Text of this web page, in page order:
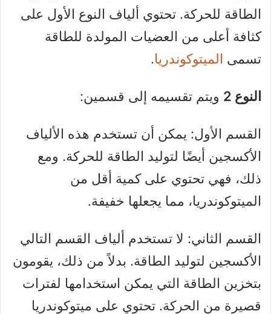
الطاقة للحركة. تحتوي ألياف النوع الأول على
كثافة أعلى من العضيات المولدة للطاقة
تسمى الميتوكوندريا.
النوع 2 ويتم تقسيمه إلى قسمين:
القسم الأول: يمكن أن تستخدم هذه الألياف
الأكسجين أيضًا لتوليد الطاقة للحركة. ومع
ذلك، فهي تحتوي على كمية أقل من
الميتوكوندريا، مما يجعلها خفيفة.
القسم الثاني: لا تستخدم ألياف القسم التالي
الأكسجين لتوليد الطاقة. بدلاً من ذلك، يقومون
بتخزين الطاقة التي يمكن استخدامها لفترات
قصيرة من الحركة. تحتوي على ميتوكوندريا